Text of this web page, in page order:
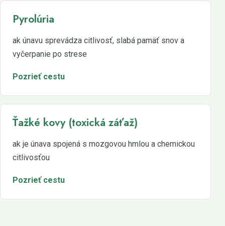
Pyrolúria
ak únavu sprevádza citlivosť, slabá pamäť snov a
vyčerpanie po strese
Pozrieť cestu
Ťažké kovy (toxická záťaž)
ak je únava spojená s mozgovou hmlou a chemickou
citlivosťou
Pozrieť cestu